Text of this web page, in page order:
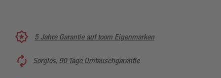
5 Jahre Garantie auf toom Eigenmarken
Sorglos, 90 Tage Umtauschgarantie